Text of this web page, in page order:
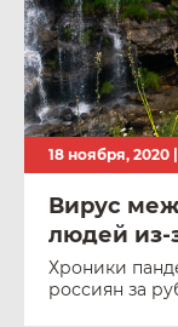
18 ноября, 2020 |
Вирус
людей из-
Хроники
россиян за